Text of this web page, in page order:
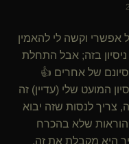
וקשה לי להאמין
ניסיון בזה; אבל התחלת
של אחרים 👍
המועט שלי (עדיין) זה
צריך לנסות שזה יבוא
שלא בהכרח
היא מקבלת את זה.